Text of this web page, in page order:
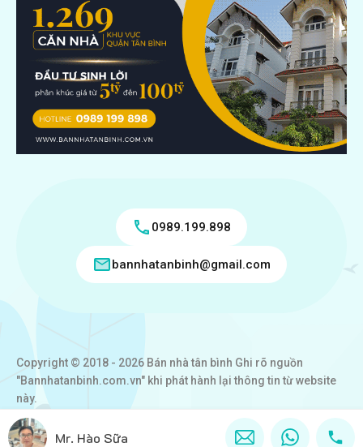
0989.199.898
bannhatanbinh@gmail.com
Copyright © 2018 - 2026 Bán nhà tân bình Ghi rõ nguồn
"Bannhatanbinh.com.vn" khi phát hành lại thông tin từ website
này.
VICTORY REAL
Mr. Hào Sữa